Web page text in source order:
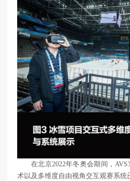
在北京2022年冬奥会期间，
术以及多维度自由视角交互观赛系统